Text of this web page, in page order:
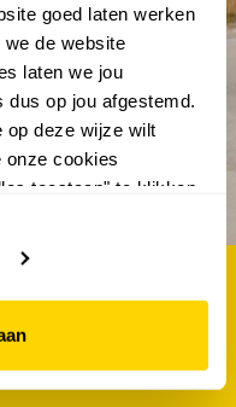
goed laten werken
de website
laten we jou
dus op jou afgestemd.
op deze wijze wilt
onze cookies
toestaan" te klikken.
€100.-
nieuwste acties én
schrijf je dan